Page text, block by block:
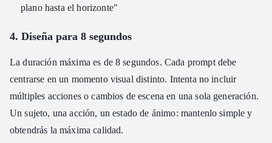
plano hasta el horizonte"
4. Diseña para 8 segundos
La duración máxima es de 8 segundos. Cada prompt debe
centrarse en un momento visual distinto. Intenta no incluir
múltiples acciones o cambios de escena en una sola generación.
Un sujeto, una acción, un estado de ánimo: mantenlo simple y
obtendrás la máxima calidad.